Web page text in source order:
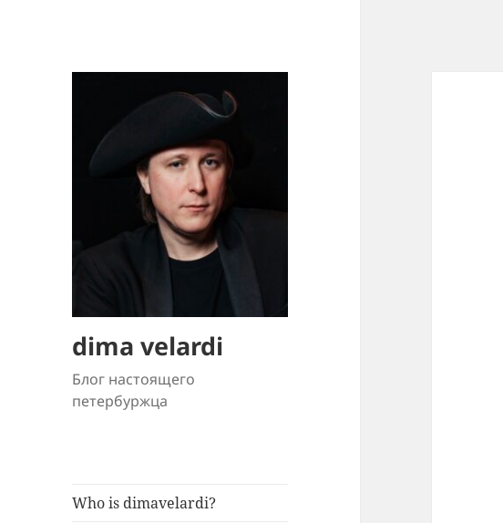
dima velardi
Блог настоящего
петербуржца
Who is dimavelardi?